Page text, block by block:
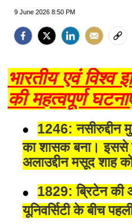
9 June 2026 8:50 PM
भारतीय एवं विश्व
की महत्वपूर्ण
1246: नसीरुद्दीन
का शासक बना। इससे
अलाउद्दीन मसूद शाह
1829: ब्रिटेन की
यूनिवर्सिटी के बीच